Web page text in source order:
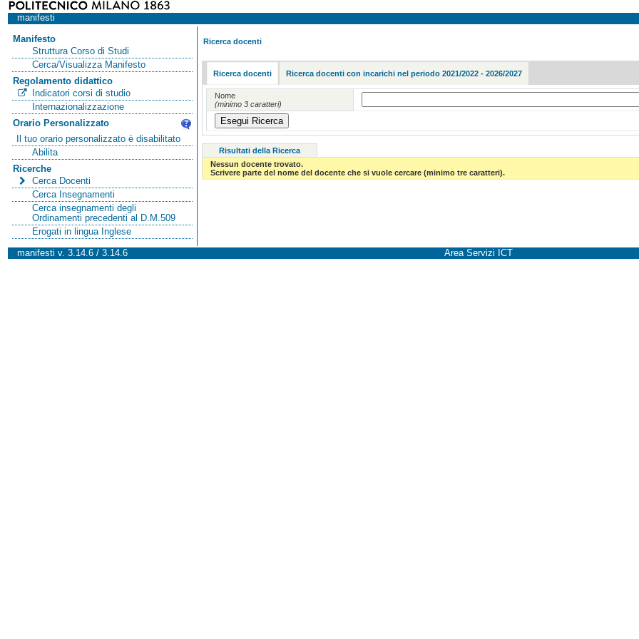
manifesti
Manifesto
Struttura Corso di Studi
Cerca/Visualizza Manifesto
Regolamento didattico
Indicatori corsi di studio
Internazionalizzazione
Orario Personalizzato
Il tuo orario personalizzato è disabilitato
Abilita
Ricerche
Cerca Docenti
Cerca Insegnamenti
Cerca insegnamenti degli
Ordinamenti precedenti al D.M.509
Erogati in lingua Inglese
Ricerca docenti
Ricerca docenti Ricerca docenti con incarichi nel periodo 2021/2022 - 2026/2027
Nome
(minimo 3 caratteri)
Risultati della Ricerca
Nessun docente trovato.
Scrivere parte del nome del docente che si vuole cercare (minimo tre caratteri).
manifesti v. 3.14.6 / 3.14.6 Area Servizi ICT